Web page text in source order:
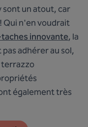
sont un atout, car
Qui n'en voudrait
innovante, la
adhérer au sol,
terrazzo
également très